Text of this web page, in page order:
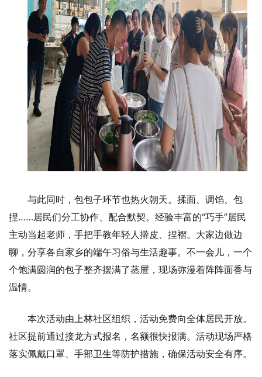
与此同时，包包子环节也热火朝天。揉面、调馅、包
捏……居民们分工协作、配合默契。经验丰富的“巧手”居民
主动当起老师，手把手教年轻人擀皮、捏褶。大家边做边
聊，分享各自家乡的端午习俗与生活趣事。不一会儿，一个
个饱满圆润的包子整齐摆满了蒸屉，现场弥漫着阵阵面香与
温情。
本次活动由上林社区组织，活动免费向全体居民开放。
社区提前通过接龙方式报名，名额很快报满。活动现场严格
落实佩戴口罩、手部卫生等防护措施，确保活动安全有序。